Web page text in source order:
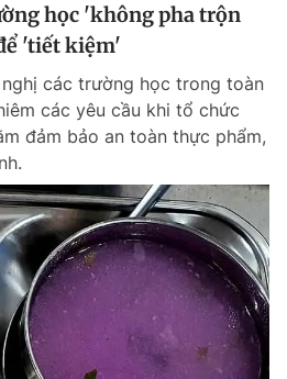
học 'không pha trộn
'tiết kiệm'
các trường học trong toàn
các yêu cầu khi tổ chức
đảm bảo an toàn thực phẩm,